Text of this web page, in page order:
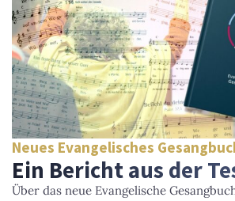
Neues Evangelisches
Ein Bericht aus der
Über das neue Evangelische